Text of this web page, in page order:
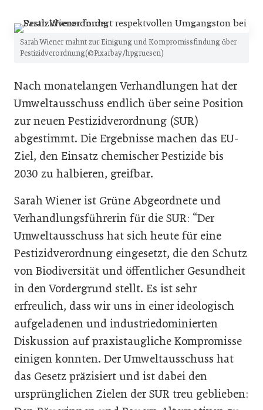
Sarah Wiener mahnt zur Einigung und Kompromissfindung über
Pestizidverordnung(©Pixarbay/hpgruesen)
Nach monatelangen Verhandlungen hat der
Umweltausschuss endlich über seine Position
zur neuen Pestizidverordnung (SUR)
abgestimmt. Die Ergebnisse machen das EU-
Ziel, den Einsatz chemischer Pestizide bis
2030 zu halbieren, greifbar.
Sarah Wiener ist Grüne Abgeordnete und
Verhandlungsführerin für die SUR: “Der
Umweltausschuss hat sich heute für eine
Pestizidverordnung eingesetzt, die den Schutz
von Biodiversität und öffentlicher Gesundheit
in den Vordergrund stellt. Es ist sehr
erfreulich, dass wir uns in einer ideologisch
aufgeladenen und industriedominierten
Diskussion auf praxistaugliche Kompromisse
einigen konnten. Der Umweltausschuss hat
das Gesetz präzisiert und ist dabei den
ursprünglichen Zielen der SUR treu geblieben: